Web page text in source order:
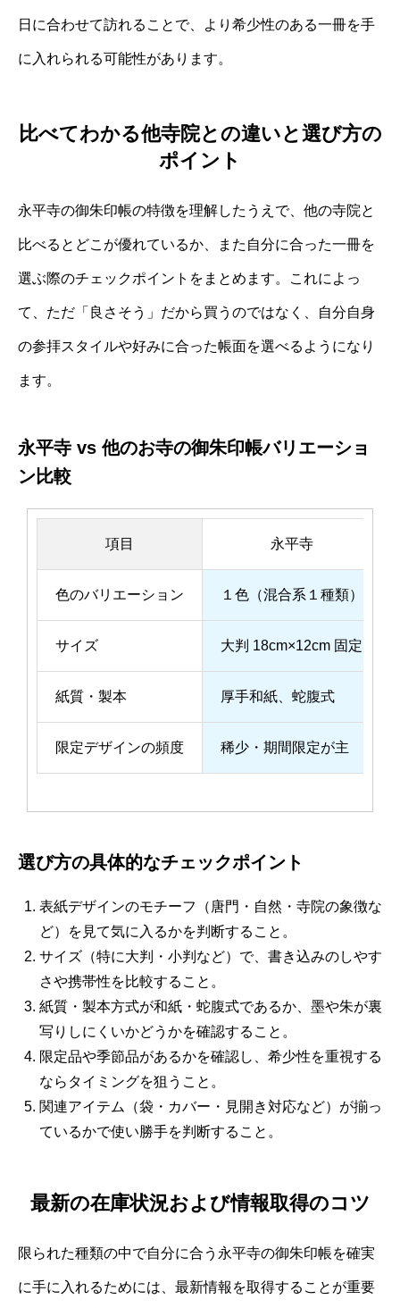
日に合わせて訪れることで、より希少性のある一冊を手
に入れられる可能性があります。
比べてわかる他寺院との違いと選び方の
ポイント
永平寺の御朱印帳の特徴を理解したうえで、他の寺院と
比べるとどこが優れているか、また自分に合った一冊を
選ぶ際のチェックポイントをまとめます。これによっ
て、ただ「良さそう」だから買うのではなく、自分自身
の参拝スタイルや好みに合った帳面を選べるようになり
ます。
永平寺 vs 他のお寺の御朱印帳バリエーショ
ン比較
項目 永平寺
色のバリエーション １色（混合系１種類）
サイズ 大判 18cm×12cm 固定
紙質・製本 厚手和紙、蛇腹式
限定デザインの頻度 稀少・期間限定が主
選び方の具体的なチェックポイント
表紙デザインのモチーフ（唐門・自然・寺院の象徴な
ど）を見て気に入るかを判断すること。
サイズ（特に大判・小判など）で、書き込みのしやす
さや携帯性を比較すること。
紙質・製本方式が和紙・蛇腹式であるか、墨や朱が裏
写りしにくいかどうかを確認すること。
限定品や季節品があるかを確認し、希少性を重視する
ならタイミングを狙うこと。
関連アイテム（袋・カバー・見開き対応など）が揃っ
ているかで使い勝手を判断すること。
最新の在庫状況および情報取得のコツ
限られた種類の中で自分に合う永平寺の御朱印帳を確実
に手に入れるためには、最新情報を取得することが重要